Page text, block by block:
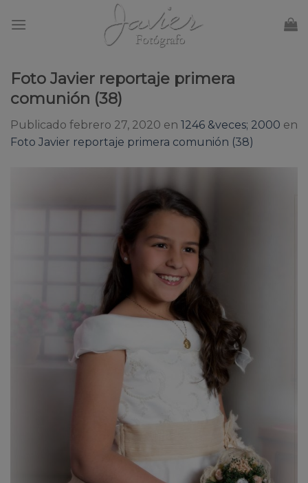
Foto Javier reportaje primera
comunión (38)
Publicado febrero 27, 2020 en 1246 &veces; 2000 en
Foto Javier reportaje primera comunión (38)